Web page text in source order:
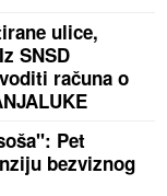
ulice,
SNSD
računa o
Pet
bezviznog